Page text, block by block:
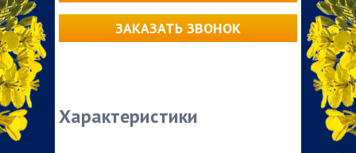
ЗАКАЗАТЬ ЗВОНОК
Характеристики